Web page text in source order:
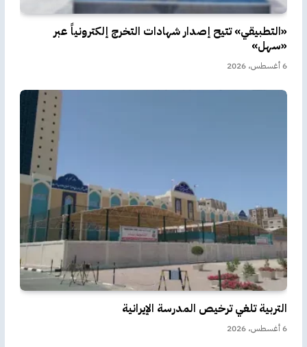
«التطبيقي» تتيح إصدار شهادات التخرج إلكترونياً عبر
«سهل»
6 أغسطس، 2026
التربية تلغي ترخيص المدرسة الإيرانية
6 أغسطس، 2026